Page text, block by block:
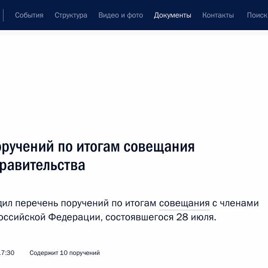
События Структура Видео и фото Документы Контакты Поиск
Показать следующие материалы
среда
по итогам совещания
перечень поручений по итогам совещания с членами
Федерации, состоявшегося 28 июля.
Содержит 10 поручений